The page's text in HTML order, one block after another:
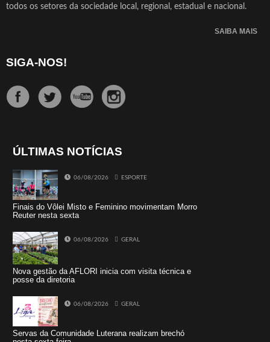
todos os setores da sociedade local, regional, estadual e nacional.
SAIBA MAIS
SIGA-NOS!
ÚLTIMAS NOTÍCIAS
06/08/2026 ESPORTE
Finais do Vôlei Misto e Feminino movimentam Morro
Reuter nesta sexta
06/08/2026 GERAL
Nova gestão da AFLORI inicia com visita técnica e
posse da diretoria
06/08/2026 GERAL
Servas da Comunidade Luterana realizam brechó